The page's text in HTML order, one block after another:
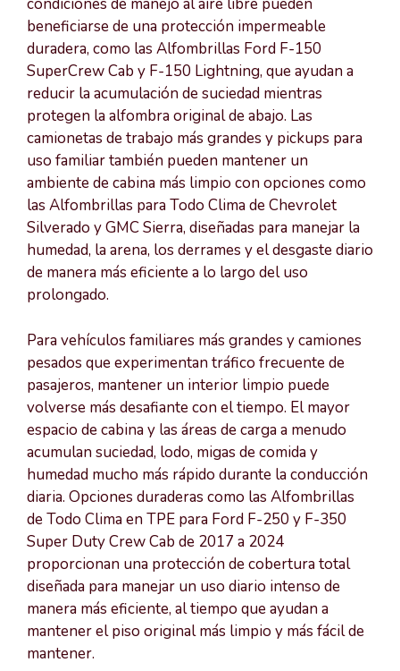
condiciones de manejo al aire libre pueden
beneficiarse de una protección impermeable
duradera, como las Alfombrillas Ford F-150
SuperCrew Cab y F-150 Lightning, que ayudan a
reducir la acumulación de suciedad mientras
protegen la alfombra original de abajo. Las
camionetas de trabajo más grandes y pickups para
uso familiar también pueden mantener un
ambiente de cabina más limpio con opciones como
las Alfombrillas para Todo Clima de Chevrolet
Silverado y GMC Sierra, diseñadas para manejar la
humedad, la arena, los derrames y el desgaste diario
de manera más eficiente a lo largo del uso
prolongado.
Para vehículos familiares más grandes y camiones
pesados que experimentan tráfico frecuente de
pasajeros, mantener un interior limpio puede
volverse más desafiante con el tiempo. El mayor
espacio de cabina y las áreas de carga a menudo
acumulan suciedad, lodo, migas de comida y
humedad mucho más rápido durante la conducción
diaria. Opciones duraderas como las Alfombrillas
de Todo Clima en TPE para Ford F-250 y F-350
Super Duty Crew Cab de 2017 a 2024
proporcionan una protección de cobertura total
diseñada para manejar un uso diario intenso de
manera más eficiente, al tiempo que ayudan a
mantener el piso original más limpio y más fácil de
mantener.